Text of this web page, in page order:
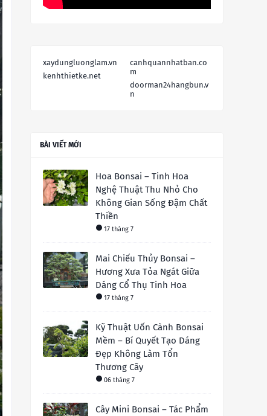
xaydungluonglam.vn
canhquannhatban.co
m
kenhthietke.net
doorman24hangbun.v
n
BÀI VIẾT MỚI
Hoa Bonsai – Tinh Hoa
Nghệ Thuật Thu Nhỏ Cho
Không Gian Sống Đậm Chất
Thiền
17 tháng 7
Mai Chiếu Thủy Bonsai –
Hương Xưa Tỏa Ngát Giữa
Dáng Cổ Thụ Tinh Hoa
17 tháng 7
Kỹ Thuật Uốn Cành Bonsai
Mềm – Bí Quyết Tạo Dáng
Đẹp Không Làm Tổn
Thương Cây
06 tháng 7
Cây Mini Bonsai – Tác Phẩm